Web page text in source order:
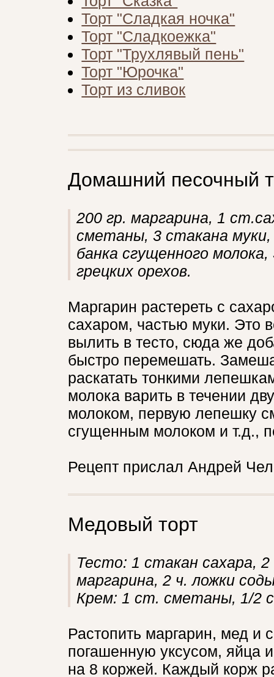
Торт "Сладкая ночка"
Торт "Сладкоежка"
Торт "Трухлявый пень"
Торт "Юрочка"
Торт из сливок
Домашний песочный
200 гр. маргарина, 1
сметаны, 3 стакана муки,
банка сгущенного
грецких орехов.
Маргарин растереть с
сахаром, частью муки. Это
вылить в тесто, сюда же
быстро перемешать.
раскатать тонкими
молока варить в течении
молоком, первую лепешку
сгущенным молоком и т.д.,
Рецепт прислал Андрей
Медовый торт
Тесто: 1 стакан сахара,
маргарина, 2 ч. ложки
Крем: 1 ст. сметаны, 1/2
Растопить маргарин, мед и
погашенную уксусом, яйца
на 8 коржей. Каждый корж